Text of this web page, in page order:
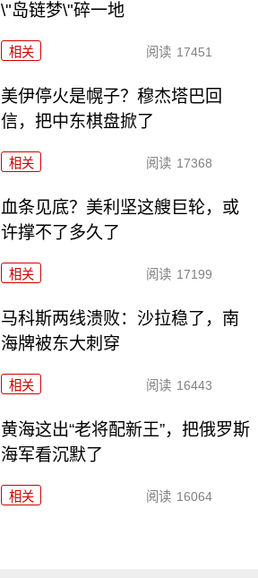
\"岛链梦\"碎一地
相关 阅读 17451
美伊停火是幌子？穆杰塔巴回
信，把中东棋盘掀了
相关 阅读 17368
血条见底？美利坚这艘巨轮，或
许撑不了多久了
相关 阅读 17199
马科斯两线溃败：沙拉稳了，南
海牌被东大刺穿
相关 阅读 16443
黄海这出“老将配新王”，把俄罗斯
海军看沉默了
相关 阅读 16064